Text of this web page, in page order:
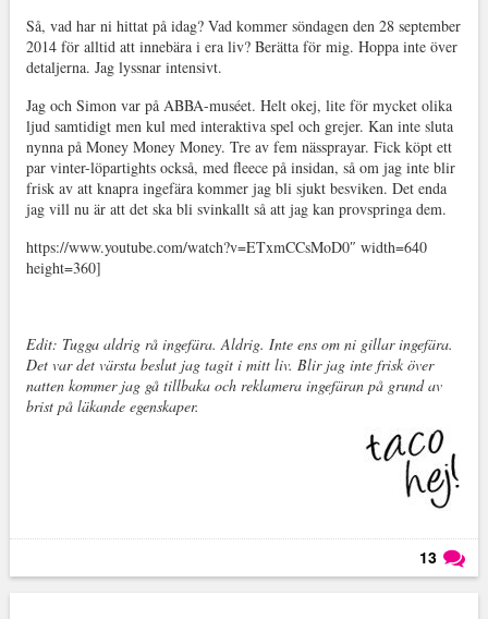
Så, vad har ni hittat på idag? Vad kommer söndagen den 28 september
2014 för alltid att innebära i era liv? Berätta för mig. Hoppa inte över
detaljerna. Jag lyssnar intensivt.
Jag och Simon var på ABBA-muséet. Helt okej, lite för mycket olika
ljud samtidigt men kul med interaktiva spel och grejer. Kan inte sluta
nynna på Money Money Money. Tre av fem nässprayar. Fick köpt ett
par vinter-löpartights också, med fleece på insidan, så om jag inte blir
frisk av att knapra ingefära kommer jag bli sjukt besviken. Det enda
jag vill nu är att det ska bli svinkallt så att jag kan provspringa dem.
https://www.youtube.com/watch?v=ETxmCCsMoD0″ width=640
height=360]
Edit: Tugga aldrig rå ingefära. Aldrig. Inte ens om ni gillar ingefära.
Det var det värsta beslut jag tagit i mitt liv. Blir jag inte frisk över
natten kommer jag gå tillbaka och reklamera ingefäran på grund av
brist på läkande egenskaper.
13